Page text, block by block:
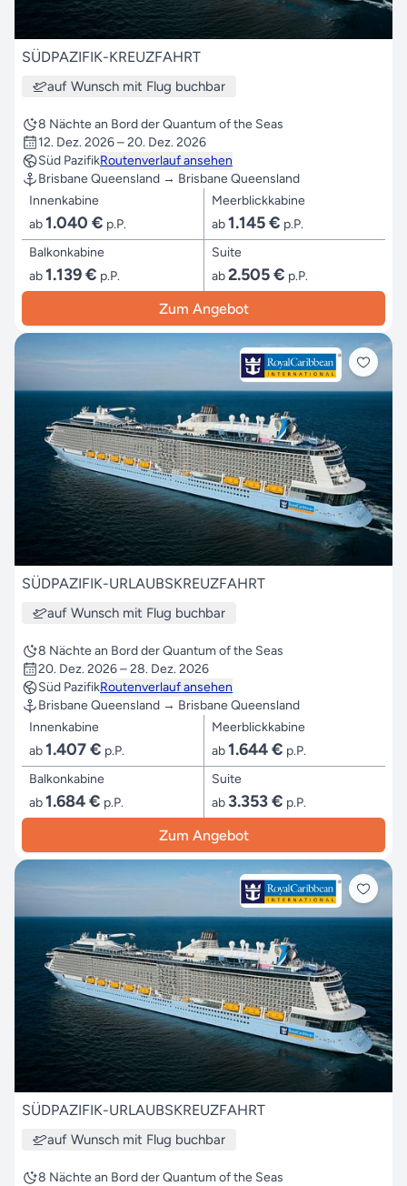
SÜDPAZIFIK-KREUZFAHRT
auf Wunsch mit Flug buchbar
8 Nächte an Bord der Quantum of the Seas
12. Dez. 2026 – 20. Dez. 2026
Süd PazifikRoutenverlauf ansehen
Brisbane Queensland → Brisbane Queensland
Innenkabine
ab1.040 € p.P.
Meerblickkabine
ab1.145 € p.P.
Balkonkabine
ab1.139 € p.P.
Suite
ab2.505 € p.P.
Zum Angebot
SÜDPAZIFIK-URLAUBSKREUZFAHRT
auf Wunsch mit Flug buchbar
8 Nächte an Bord der Quantum of the Seas
20. Dez. 2026 – 28. Dez. 2026
Süd PazifikRoutenverlauf ansehen
Brisbane Queensland → Brisbane Queensland
Innenkabine
ab1.407 € p.P.
Meerblickkabine
ab1.644 € p.P.
Balkonkabine
ab1.684 € p.P.
Suite
ab 3.353 € p.P.
Zum Angebot
SÜDPAZIFIK-URLAUBSKREUZFAHRT
auf Wunsch mit Flug buchbar
8 Nächte an Bord der Quantum of the Seas